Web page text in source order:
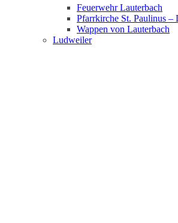
Feuerwehr Lauterbach
Pfarrkirche St. Paulinus –
Wappen von Lauterbach
Ludweiler